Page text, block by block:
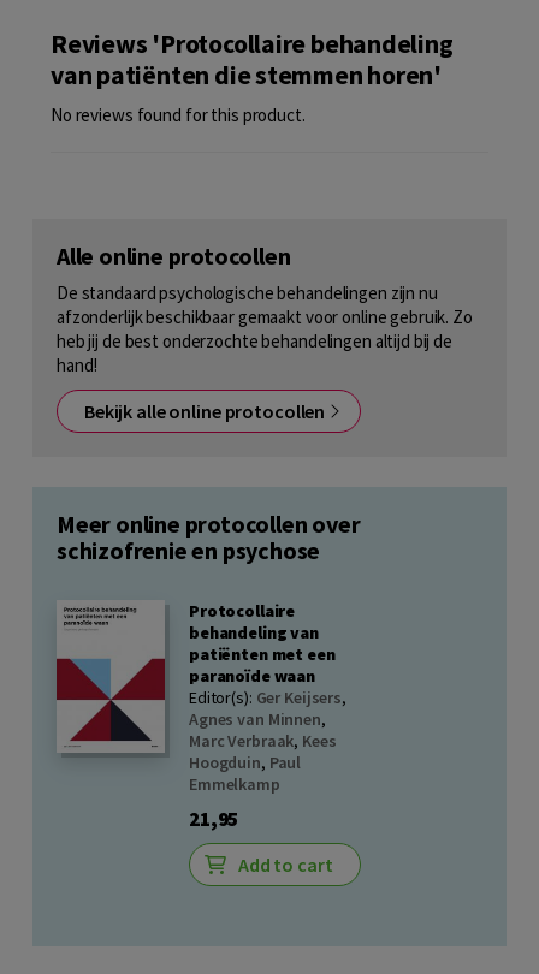
Reviews 'Protocollaire behandeling
van patiënten die stemmen horen'
No reviews found for this product.
Alle online protocollen
De standaard psychologische behandelingen zijn nu
afzonderlijk beschikbaar gemaakt voor online gebruik. Zo
heb jij de best onderzochte behandelingen altijd bij de
hand!
Bekijk alle online protocollen
Meer online protocollen over
schizofrenie en psychose
Protocollaire
behandeling van
patiënten met een
paranoïde waan
Editor(s): Ger Keijsers,
Agnes van Minnen,
Marc Verbraak, Kees
Hoogduin, Paul
Emmelkamp
21,95
Add to cart